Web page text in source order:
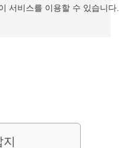
서비스를 이용할 수 있습니다.